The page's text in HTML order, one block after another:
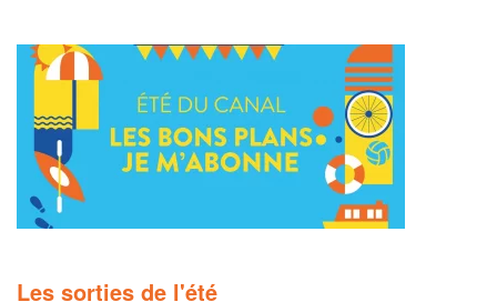
Les sorties de l'été